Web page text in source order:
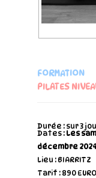
FORMATION
PILATES
Durée : sur 3
Dates : Les
décembre
Lieu : BIARRITZ
Tarif : 890